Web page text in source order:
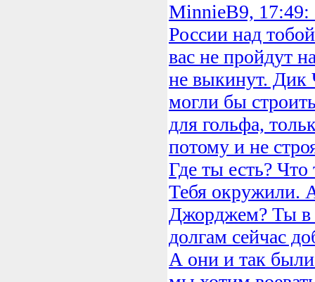
MinnieB9,
России над
вас не пройдут
не выкинут.
могли бы
для гольфа,
потому и не
Где ты есть?
Тебя окружили.
Джорджем? Ты в
долгам сейчас
А они и так